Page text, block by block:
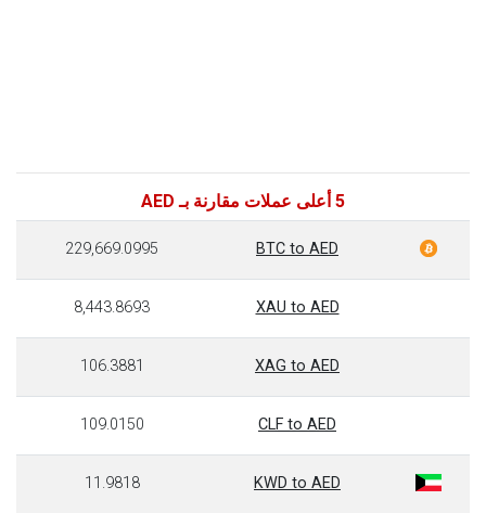
5 أعلى عملات مقارنة بـ AED
BTC to AED
229,669.0995
XAU to AED
8,443.8693
XAG to AED
106.3881
CLF to AED
109.0150
KWD to AED
11.9818